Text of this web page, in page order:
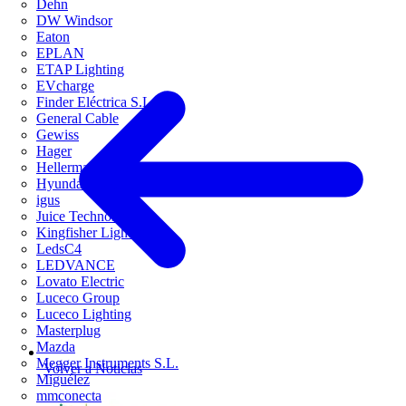
Dehn
DW Windsor
Eaton
EPLAN
ETAP Lighting
EVcharge
Finder Eléctrica S.L.U
General Cable
Gewiss
Hager
HellermannTyton
Hyundai Electric
igus
Juice Technology
Kingfisher Lighting
LedsC4
LEDVANCE
Lovato Electric
Luceco Group
Luceco Lighting
Masterplug
Mazda
Megger Instruments S.L.
Miguélez
mmconecta
Volver a Noticias